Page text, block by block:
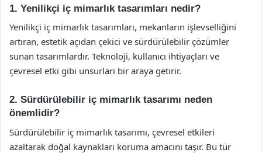
1. Yenilikçi iç mimarlık tasarımları nedir?
Yenilikçi iç mimarlık tasarımları, mekanların işlevselliğini
artıran, estetik açıdan çekici ve sürdürülebilir çözümler
sunan tasarımlardır. Teknoloji, kullanıcı ihtiyaçları ve
çevresel etki gibi unsurları bir araya getirir.
2. Sürdürülebilir iç mimarlık tasarımı neden
önemlidir?
Sürdürülebilir iç mimarlık tasarımı, çevresel etkileri
azaltarak doğal kaynakları koruma amacını taşır. Bu tür